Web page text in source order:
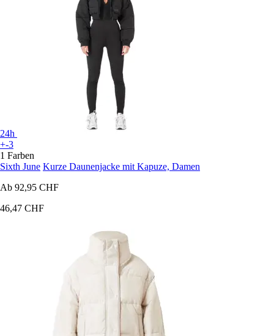
24h
+-3
1 Farben
Sixth June Kurze Daunenjacke mit Kapuze, Damen
Ab 92,95 CHF
46,47 CHF